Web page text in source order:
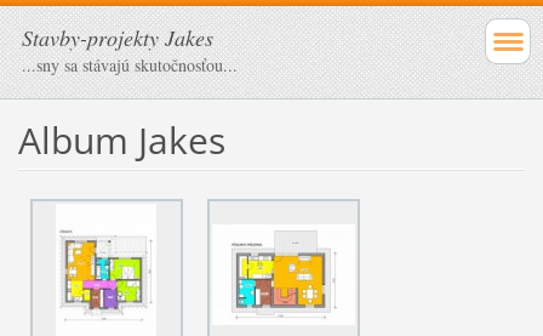
Stavby-projekty Jakes
...sny sa stávajú skutočnosťou...
Album Jakes